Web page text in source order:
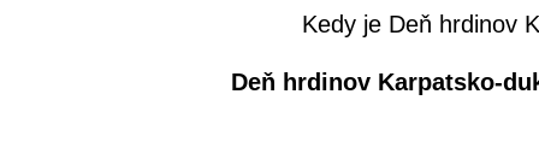
Kedy je Deň hrdinov
Deň hrdinov Karpatsko-